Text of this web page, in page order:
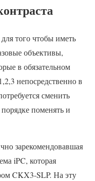
того чтобы иметь
объективы,
в обязательном
непосредственно в
сменить
поменять и
зарекомендовавшая
iPC, которая
CKX3-SLP. На эту